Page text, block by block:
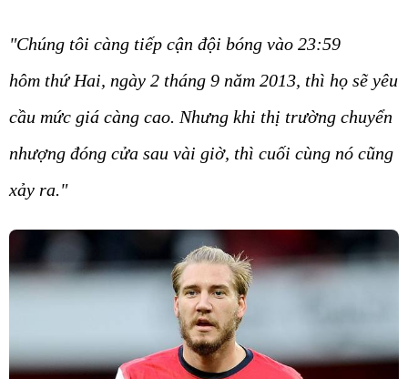
"Chúng tôi càng tiếp cận đội bóng vào 23:59
hôm thứ Hai, ngày 2 tháng 9 năm 2013, thì họ sẽ yêu
cầu mức giá càng cao. Nhưng khi thị trường chuyển
nhượng đóng cửa sau vài giờ, thì cuối cùng nó cũng
xảy ra."